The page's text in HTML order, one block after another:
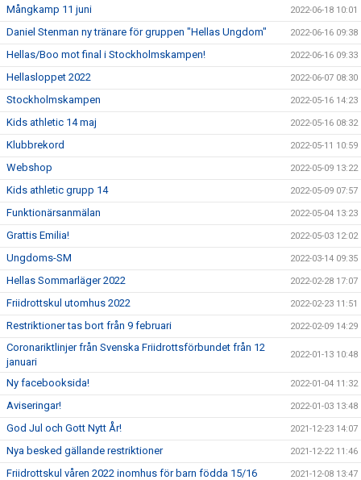
Mångkamp 11 juni 2022-06-18 10:01
Daniel Stenman ny tränare för gruppen "Hellas Ungdom" 2022-06-16 09:38
Hellas/Boo mot final i Stockholmskampen! 2022-06-16 09:33
Hellasloppet 2022 2022-06-07 08:30
Stockholmskampen 2022-05-16 14:23
Kids athletic 14 maj 2022-05-16 08:32
Klubbrekord 2022-05-11 10:59
Webshop 2022-05-09 13:22
Kids athletic grupp 14 2022-05-09 07:57
Funktionärsanmälan 2022-05-04 13:23
Grattis Emilia! 2022-05-03 12:02
Ungdoms-SM 2022-03-14 09:35
Hellas Sommarläger 2022 2022-02-28 17:07
Friidrottskul utomhus 2022 2022-02-23 11:51
Restriktioner tas bort från 9 februari 2022-02-09 14:29
Coronariktlinjer från Svenska Friidrottsförbundet från 12
januari
2022-01-13 10:48
Ny facebooksida! 2022-01-04 11:32
Aviseringar! 2022-01-03 13:48
God Jul och Gott Nytt År! 2021-12-23 14:07
Nya besked gällande restriktioner 2021-12-22 11:46
Friidrottskul våren 2022 inomhus för barn födda 15/16 2021-12-08 13:47